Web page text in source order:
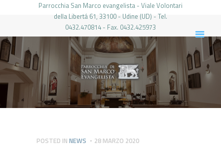
Parrocchia San Marco evangelista - Viale Volontari
della Libertá 61, 33100 - Udine (UD) - Tel.
0432.470814 - Fax. 0432.425973
PARROCCHIA DI SAN MARCO UDINE
HOME
LA PARROCCHIA
IL PARROCO
LE ATTIVITÀ
PIERABECH
POSTED IN NEWS 28 MARZO 2020